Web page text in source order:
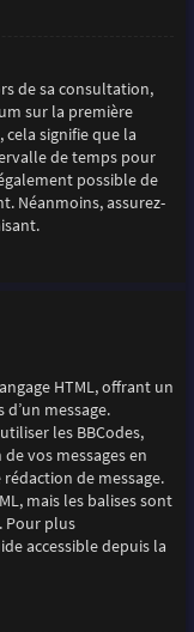
de sa consultation,
sur la première
cela signifie que la
de temps pour
possible de
Néanmoins, assurez-
HTML, offrant un
message.
les BBCodes,
vos messages en
de message.
mais les balises sont
Pour plus
accessible depuis la